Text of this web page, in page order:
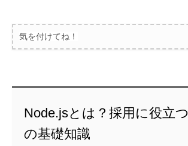
気を付けてね！
Node.jsとは？採用に役立
の基礎知識